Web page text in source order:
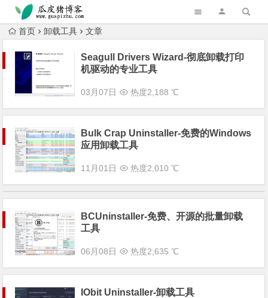
跳转到主内容
首页 卸载工具 文章
Seagull Drivers Wizard-彻底卸载打印
机驱动的专业工具
03月07日 热度2,188 ℃
Bulk Crap Uninstaller-免费的Windows
应用卸载工具
11月01日 热度2,010 ℃
BCUninstaller-免费、开源的批量卸载
工具
06月08日 热度2,635 ℃
IObit Uninstaller-卸载工具